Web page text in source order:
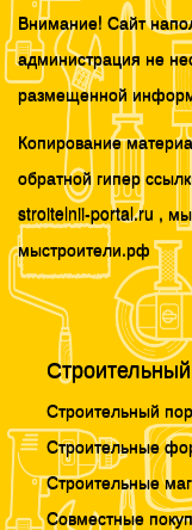
Внимание! Сайт
администрация не
размещенной
Копирование
обратной гипер
stroitelnii-portal.ru ,
мыстроители.рф
Строительный
Строительные
Строительные
Совместные